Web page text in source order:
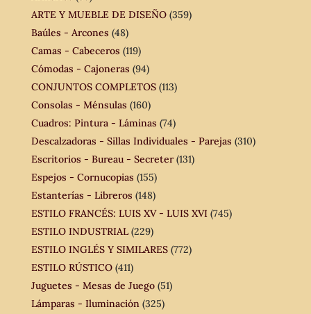
ARTE Y MUEBLE DE DISEÑO (359)
Baúles - Arcones (48)
Camas - Cabeceros (119)
Cómodas - Cajoneras (94)
CONJUNTOS COMPLETOS (113)
Consolas - Ménsulas (160)
Cuadros: Pintura - Láminas (74)
Descalzadoras - Sillas Individuales - Parejas (310)
Escritorios - Bureau - Secreter (131)
Espejos - Cornucopias (155)
Estanterías - Libreros (148)
ESTILO FRANCÉS: LUIS XV - LUIS XVI (745)
ESTILO INDUSTRIAL (229)
ESTILO INGLÉS Y SIMILARES (772)
ESTILO RÚSTICO (411)
Juguetes - Mesas de Juego (51)
Lámparas - Iluminación (325)